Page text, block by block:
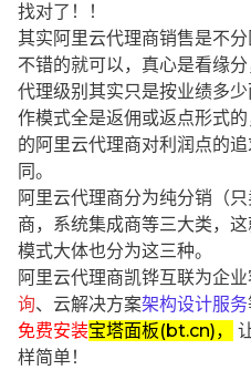
找对了！！
其实阿里云代理商销售是不
不错的就可以，真心是看缘
代理级别其实只是按业绩多
作模式全是返佣或返点形式
的阿里云代理商对利润点的
同。
阿里云代理商分为纯分销（
商，系统集成商等三大类，
模式大体也分为这三种。
阿里云代理商凯铧互联为企
询、云解决方案架构设计服务
免费安装宝塔面板(bt.cn)，
样简单！